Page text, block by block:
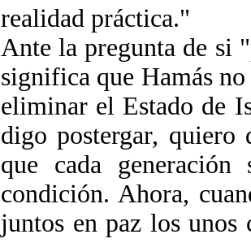
realidad práctica."
Ante la pregunta de si
significa que Hamás
eliminar el Estado de
digo postergar, quiero
que cada
condición. Ahora,
juntos en paz los unos